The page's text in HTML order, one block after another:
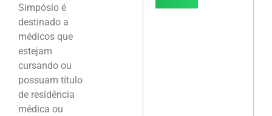
Simpósio é
destinado a
médicos que
estejam
cursando ou
possuam título
de residência
médica ou